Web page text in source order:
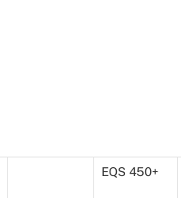
EQS 450+